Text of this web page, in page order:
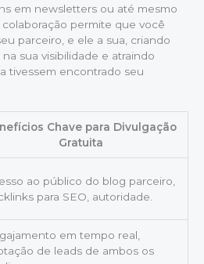
em newsletters ou até mesmo
permite que você
parceiro, e ele a sua, criando
sua visibilidade e atraindo
tivessem encontrado seu
Chave para Divulgação
Gratuita
ao público do blog parceiro,
para SEO, autoridade.
em tempo real,
de leads de ambos os